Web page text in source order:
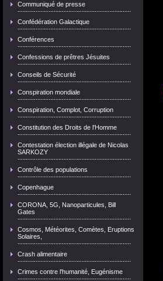
Communiqué de presse
Confédération Galactique
Conférences
Confessions de prêtres Jésuites
Conseils de Sécurité
Conspiration mondiale
Conspiration, Complot, Corruption
Constitution des Droits de l'Homme
Contestation élection illégale de Nicolas
SARKOZY
Contrôle des populations
Copenhague
CORONA, 5G, Nanoparticules, Bill
Gates
Cosmos, Météorites, Comètes, Eruptions
Solaires,
Crash alimentaire
Crimes contre l'humanité, Eugénisme